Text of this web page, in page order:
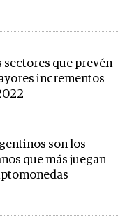
sectores que prevén
incrementos
son los
que más juegan